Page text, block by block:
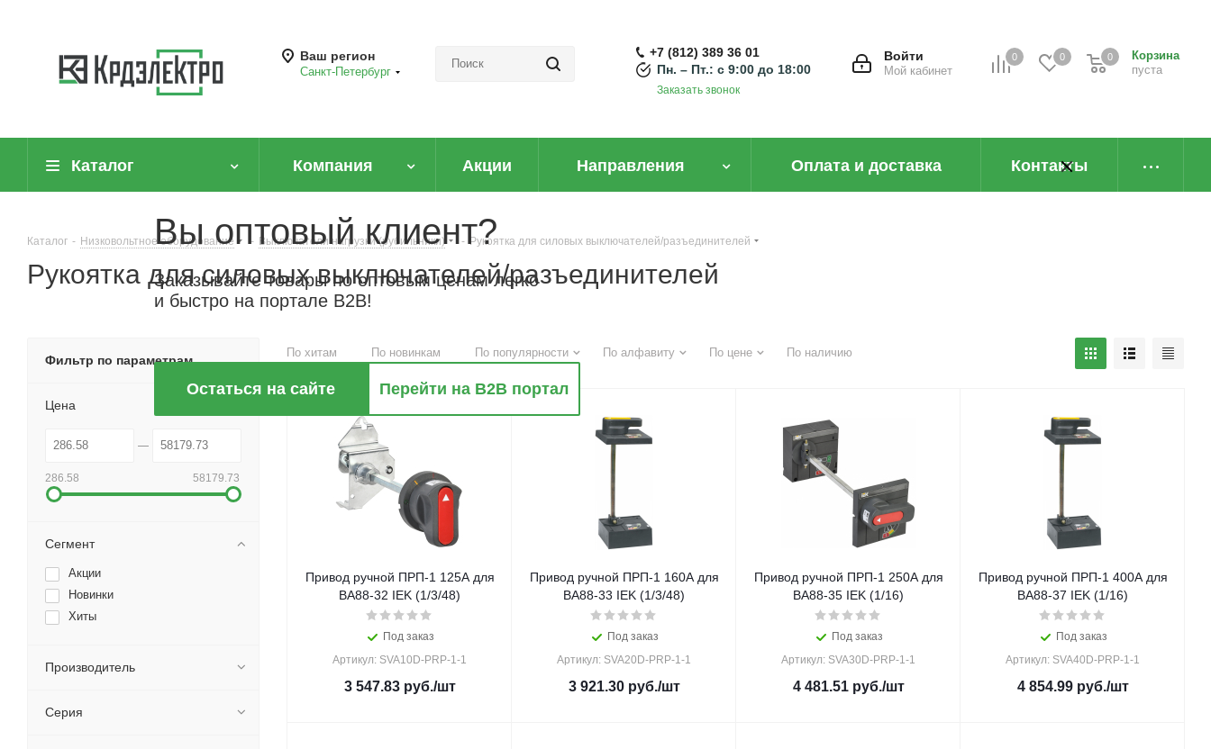
Ваш регион
Санкт-Петербург
0 0
Корзина
пуста
0
Войти
Мой кабинет
+7 (812) 389 36 01
Пн. – Пт.: с 9:00 до 18:00
Заказать звонок
Каталог Компания Акции Направления Оплата и доставка Контакты
Каталог - Низковольтное оборудование - Выключатели нагрузки (рубильники) - Рукоятка для силовых выключателей/разъединителей
Рукоятка для силовых выключателей/разъединителей
По хитам По новинкам По популярности По алфавиту По цене По наличию
Привод ручной ПРП-1 125A для
ВА88-32 IEK (1/3/48)
Под заказ
Артикул: SVA10D-PRP-1-1
3 547.83руб./шт
Привод ручной ПРП-1 160A для
ВА88-33 IEK (1/3/48)
Под заказ
Артикул: SVA20D-PRP-1-1
3 921.30руб./шт
Привод ручной ПРП-1 250A для
ВА88-35 IEK (1/16)
Под заказ
Артикул: SVA30D-PRP-1-1
4 481.51руб./шт
Привод ручной ПРП-1 400A для
ВА88-37 IEK (1/16)
Под заказ
Артикул: SVA40D-PRP-1-1
4 854.99руб./шт
Фильтр по параметрам
Цена
286.58 58179.73
Сегмент
Акции
Новинки
Хиты
Производитель
Серия
Вы оптовый клиент?
Заказывайте товары по оптовым ценам легко
и быстро на портале B2B!
Остаться на сайте Перейти на B2B портал